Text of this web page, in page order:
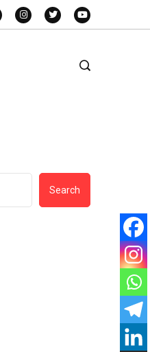
Search